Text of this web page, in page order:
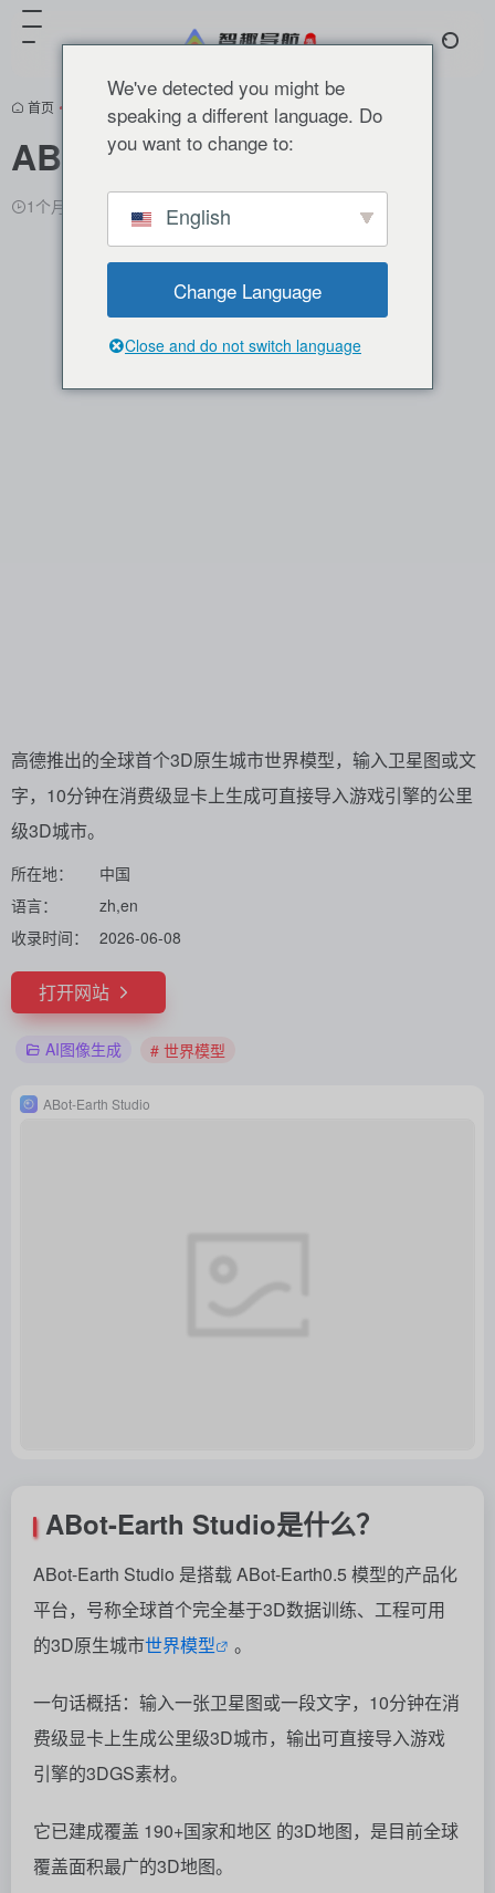
首页 • AI图像 AI图像生成 正文
ABot-Earth Studio
1个月前更新 993 0
高德推出的全球首个3D原生城市世界模型，输入卫星图或文
字，10分钟在消费级显卡上生成可直接导入游戏引擎的公里
级3D城市。
所在地：
中国
语言：
zh,en
收录时间：
2026-06-08
打开网站
AI图像生成 # 世界模型
ABot-Earth Studio
ABot-Earth Studio是什么？
ABot-Earth Studio 是搭载 ABot-Earth0.5 模型的产品化
平台，号称全球首个完全基于3D数据训练、工程可用
的3D原生城市世界模型 。
一句话概括：输入一张卫星图或一段文字，10分钟在消
费级显卡上生成公里级3D城市，输出可直接导入游戏
引擎的3DGS素材。
它已建成覆盖 190+国家和地区 的3D地图，是目前全球
覆盖面积最广的3D地图。
We've detected you might be
speaking a different language. Do
you want to change to:
English
Change Language
Close and do not switch language